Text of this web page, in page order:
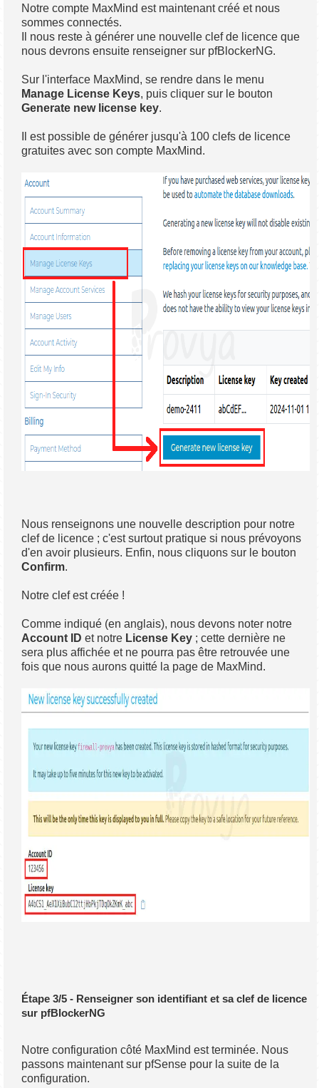
Notre compte MaxMind est maintenant créé et nous
sommes connectés.
Il nous reste à générer une nouvelle clef de licence que
nous devrons ensuite renseigner sur pfBlockerNG.
Sur l'interface MaxMind, se rendre dans le menu
Manage License Keys, puis cliquer sur le bouton
Generate new license key.
Il est possible de générer jusqu'à 100 clefs de licence
gratuites avec son compte MaxMind.
Nous renseignons une nouvelle description pour notre
clef de licence ; c'est surtout pratique si nous prévoyons
d'en avoir plusieurs. Enfin, nous cliquons sur le bouton
Confirm.
Notre clef est créée !
Comme indiqué (en anglais), nous devons noter notre
Account ID et notre License Key ; cette dernière ne
sera plus affichée et ne pourra pas être retrouvée une
fois que nous aurons quitté la page de MaxMind.
Étape 3/5 - Renseigner son identifiant et sa clef de licence
sur pfBlockerNG
Notre configuration côté MaxMind est terminée. Nous
passons maintenant sur pfSense pour la suite de la
configuration.